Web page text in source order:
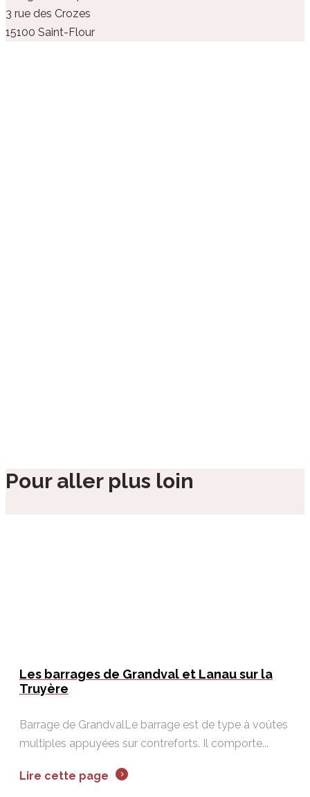
3 rue des Crozes
15100 Saint-Flour
Pour aller plus loin
Les barrages de Grandval et Lanau sur la
Truyère
Barrage de GrandvalLe barrage est de type à voûtes
multiples appuyées sur contreforts. Il comporte...
Lire cette page